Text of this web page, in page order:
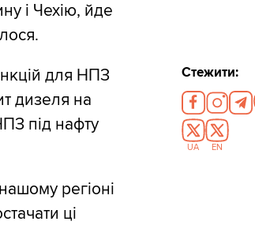
і Чехію, йде
для НПЗ
дизеля на
під нафту
регіоні
ці
Стежити:
UA EN